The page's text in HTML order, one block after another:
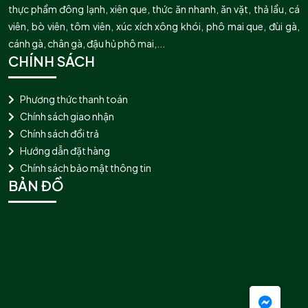
thực phẩm đông lạnh, xiên que, thức ăn nhanh, ăn vặt, thả lẩu, cá
viên, bò viên, tôm viên, xúc xích xông khói, phô mai que, đùi gà,
cánh gà, chân gà, đậu hủ phô mai,...
CHÍNH SÁCH
Phương thức thanh toán
Chính sách giao nhận
Chính sách đổi trả
Hướng dẫn đặt hàng
Chính sách bảo mật thông tin
BẢN ĐỒ